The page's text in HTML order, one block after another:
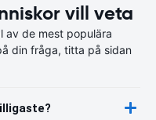
vill veta
av de mest populära
din fråga, titta på sidan